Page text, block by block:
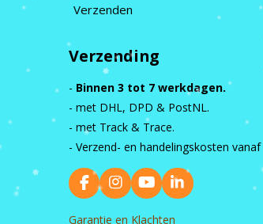
Verzenden
Verzending
- Binnen 3 tot 7 werkdagen.
- met DHL, DPD & PostNL.
- met Track & Trace.
- Verzend- en handelingskosten vanaf
F
a
c
I
n
s
Y
o
u
L
i
Garantie en Klachten